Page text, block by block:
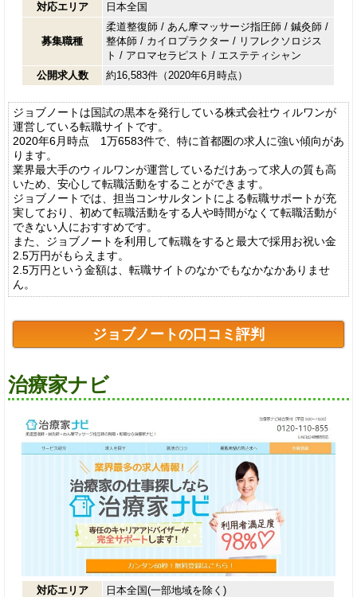
対応エリア 日本全国
募集職種
柔道整復師 /あん摩マッサージ指圧師 /鍼灸師 /
整体師 / カイロプラクター / リフレクソロジス
ト / アロマセラピスト / エステティシャン
公開求人数
約16,583件（2020年6月時点）
ジョブノートは国試の黒本を発行している株式会社ウィルワンが
運営している転職サイトです。
2020年6月時点 1万6583件で、特に首都圏の求人に強い傾向があ
ります。
業界最大手のウィルワンが運営しているだけあって求人の質も高
いため、安心して転職活動をすることができます。
ジョブノートでは、担当コンサルタントによる転職サポートが充
実しており、初めて転職活動をする人や時間がなくて転職活動が
できない人におすすめです。
また、ジョブノートを利用して転職をすると最大で採用お祝い金
2.5万円がもらえます。
2.5万円という金額は、転職サイトのなかでもなかなかありませ
ん。
ジョブノートの口コミ評判
治療家ナビ
対応エリア 日本全国(一部地域を除く)